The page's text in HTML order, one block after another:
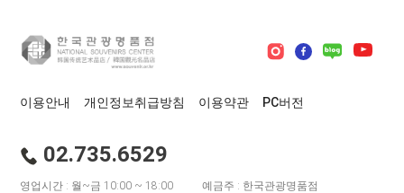
이용안내 개인정보취급방침 이용약관 PC버전
02.735.6529
영업시간 : 월~금 10:00 ~ 18:00
예금주 : 한국관광명품점